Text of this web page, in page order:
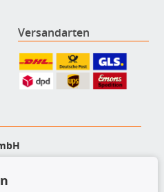
Versandarten